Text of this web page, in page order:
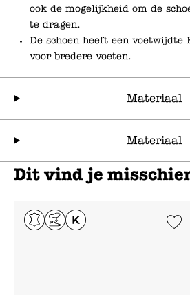
ook de mogelijkheid om de
te dragen.
De schoen heeft een voetwijdte
voor bredere voeten.
Materiaal
Materiaal
Dit vind je
Add to